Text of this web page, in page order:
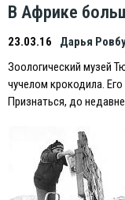
В Африке
23.03.16 Дарья
Зоологический музей
чучелом крокодила.
Признаться, до